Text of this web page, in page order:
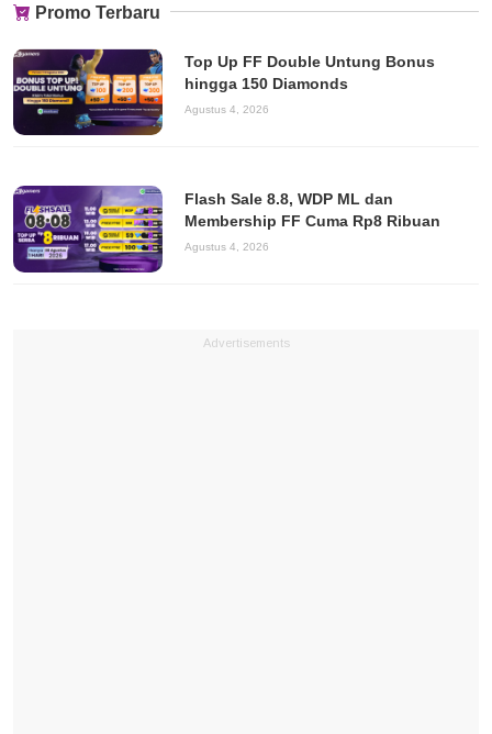
Promo Terbaru
Top Up FF Double Untung Bonus
hingga 150 Diamonds
Agustus 4, 2026
Flash Sale 8.8, WDP ML dan
Membership FF Cuma Rp8 Ribuan
Agustus 4, 2026
Advertisements